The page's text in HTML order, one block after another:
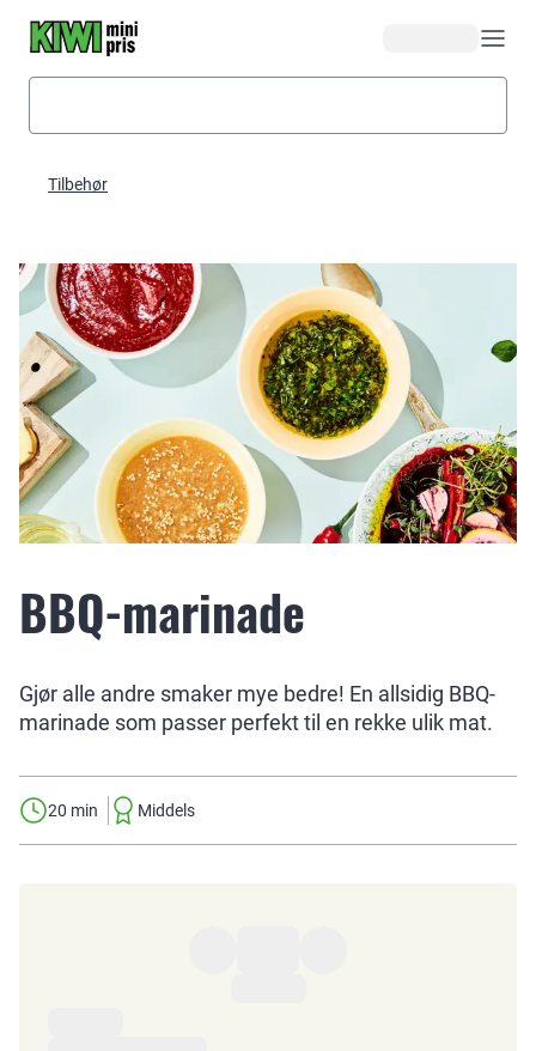
Tilbehør
BBQ-marinade
Gjør alle andre smaker mye bedre! En allsidig BBQ-
marinade som passer perfekt til en rekke ulik mat.
20 min Middels